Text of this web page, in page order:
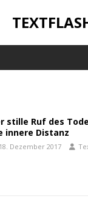
stille Ruf des
innere Distanz
18. Dezember 2017